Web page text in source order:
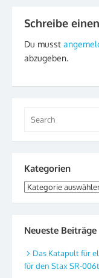
Schreibe
Du musst
abzugeben.
for:
Kategorien
Kategorien
Neueste Beiträge
Das Katapult für
für den Stax SR-006t